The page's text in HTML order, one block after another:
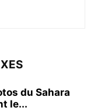
du Sahara
le...